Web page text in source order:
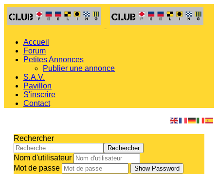
Accueil
Forum
Petites Annonces
Publier une annonce
S.A.V.
Pavillon
S'inscrire
Contact
Rechercher
Rechercher
Nom d'utilisateur
Mot de passe
Show Password